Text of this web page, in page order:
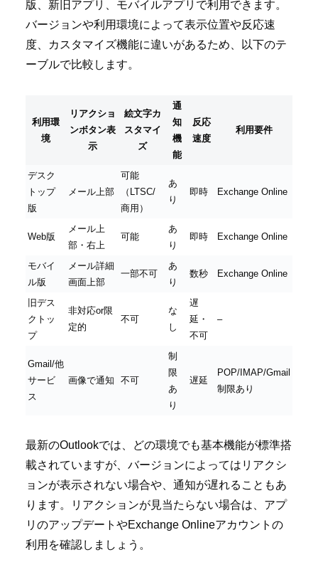
版、新旧アプリ、モバイルアプリで利用できます。
バージョンや利用環境によって表示位置や反応速
度、カスタマイズ機能に違いがあるため、以下のテ
ーブルで比較します。
利用環
境
リアクショ
ンボタン表
示
絵文字カ
スタマイ
ズ
通
知
機
能
反応
速度
利用要件
デスク
トップ
版
メール上部
可能
（LTSC/
商用）
あ
り
即時 Exchange Online
Web版
メール上
部・右上
可能
あ
り
即時 Exchange Online
モバイ
ル版
メール詳細
画面上部
一部不可
あ
り
数秒 Exchange Online
旧デス
クトッ
プ
非対応or限
定的
不可
な
し
遅
延・
不可
–
Gmail/他
サービ
ス
画像で通知 不可
制
限
あ
り
遅延
POP/IMAP/Gmail
制限あり
最新のOutlookでは、どの環境でも基本機能が標準搭
載されていますが、バージョンによってはリアクシ
ョンが表示されない場合や、通知が遅れることもあ
ります。リアクションが見当たらない場合は、アプ
リのアップデートやExchange Onlineアカウントの
利用を確認しましょう。